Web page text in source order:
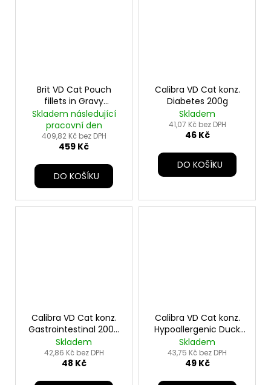
Brit VD Cat Pouch
fillets in Gravy
Urinary+Stres12x85g
Skladem následující
pracovní den
409,82 Kč bez DPH
459 Kč
DO KOŠÍKU
Calibra VD Cat konz.
Diabetes 200g
Skladem
41,07 Kč bez DPH
46 Kč
DO KOŠÍKU
Calibra VD Cat konz.
Gastrointestinal 200g
new
Skladem
42,86 Kč bez DPH
48 Kč
Calibra VD Cat konz.
Hypoallergenic Duck
200g
Skladem
43,75 Kč bez DPH
49 Kč